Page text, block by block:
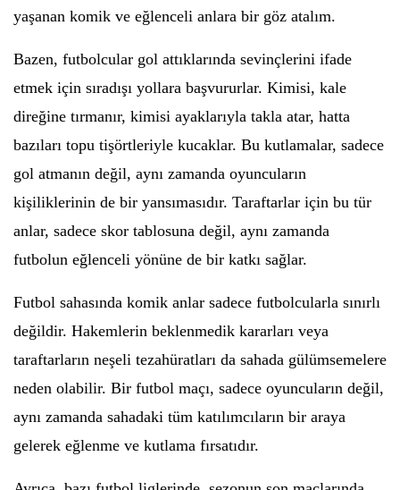
yaşanan komik ve eğlenceli anlara bir göz atalım.
Bazen, futbolcular gol attıklarında sevinçlerini ifade
etmek için sıradışı yollara başvururlar. Kimisi, kale
direğine tırmanır, kimisi ayaklarıyla takla atar, hatta
bazıları topu tişörtleriyle kucaklar. Bu kutlamalar, sadece
gol atmanın değil, aynı zamanda oyuncuların
kişiliklerinin de bir yansımasıdır. Taraftarlar için bu tür
anlar, sadece skor tablosuna değil, aynı zamanda
futbolun eğlenceli yönüne de bir katkı sağlar.
Futbol sahasında komik anlar sadece futbolcularla sınırlı
değildir. Hakemlerin beklenmedik kararları veya
taraftarların neşeli tezahüratları da sahada gülümsemelere
neden olabilir. Bir futbol maçı, sadece oyuncuların değil,
aynı zamanda sahadaki tüm katılımcıların bir araya
gelerek eğlenme ve kutlama fırsatıdır.